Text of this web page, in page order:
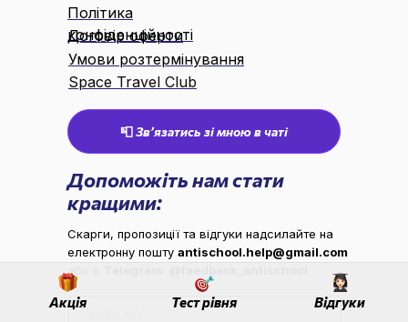
Акція Тест рівня Відгуки
Допоможіть нам стати
кращими:
📮 Звʼязатись зі мною в чаті
Політика
конфіденційності
Договір оферти
Умови розтермінування
Space Travel Club
Скарги, пропозиції та відгуки надсилайте на
електронну пошту antischool.help@gmail.com
або в